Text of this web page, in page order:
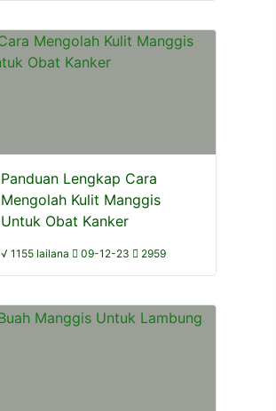
Panduan Lengkap Cara
Mengolah Kulit Manggis
Untuk Obat Kanker
√ 1155 lailana 09-12-23 2959